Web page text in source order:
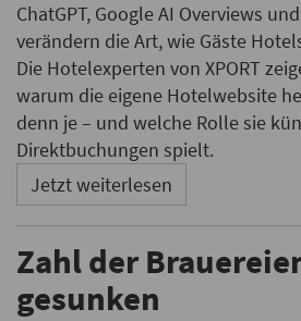
ChatGPT, Google AI Overviews
verändern die Art, wie Gäste
Die Hotelexperten von XPORT
warum die eigene Hotelwebsite
denn je – und welche Rolle sie
Direktbuchungen spielt.
Jetzt weiterlesen
Zahl der
gesunken